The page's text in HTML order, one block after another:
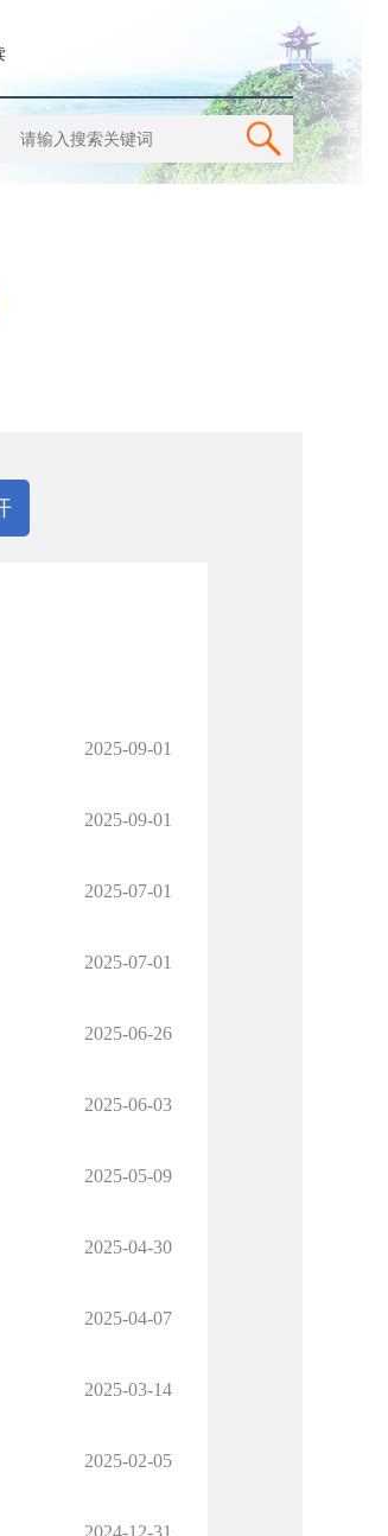
2025-09-01
2025-09-01
2025-07-01
2025-07-01
2025-06-26
2025-06-03
2025-05-09
2025-04-30
2025-04-07
2025-03-14
2025-02-05
2024-12-31